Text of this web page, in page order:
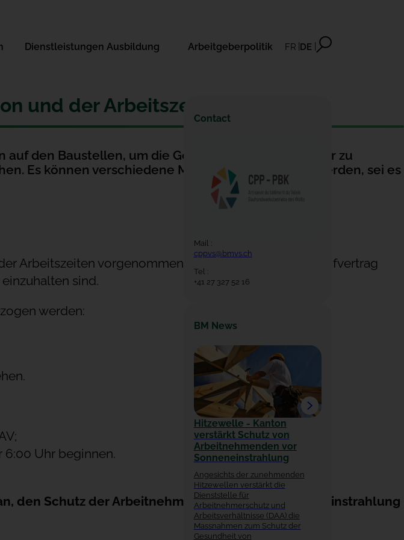
FR DE
Dienstleistungen Ausbildung Arbeitgeberpolitik
Contact
Mail :
cppvs@bmvs.ch
Tel :
+41 27 327 52 16
BM News
Hitzewelle - Kanton
verstärkt Schutz von
Arbeitnehmenden vor
Sonneneinstrahlung
Angesichts der zunehmenden
Hitzewellen verstärkt die
Dienststelle für
Arbeitnehmerschutz und
Arbeitsverhältnisse (DAA) die
Massnahmen zum Schutz der
Gesundheit von
und der Arbeitszeiten
den Baustellen, um die Gesundheit der Mitarbeiter zu
Es können verschiedene Massnahmen ergriffen werden, sei es
Arbeitszeiten vorgenommen werden, wobei die im Tarifvertrag
sind.
werden:
Uhr beginnen.
den Schutz der Arbeitnehmenden, die der Sonneneinstrahlung